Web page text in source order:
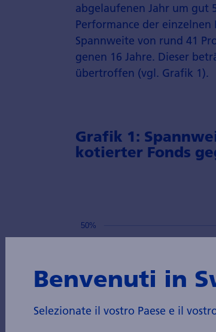
abgelaufenen Jahr um gut
Performance der einzelnen
Spannweite von rund 41
genen 16 Jahre. Dieser
übertroffen (vgl. Grafik 1).
Grafik 1:
kotierter Fonds
Benvenuti in
Selezionate il vostro Paese e il